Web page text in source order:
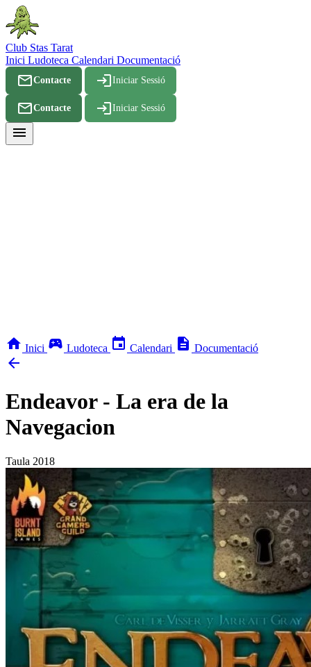
Club Stas Tarat
Inici Ludoteca Calendari Documentació
mail_outlineContacte loginIniciar Sessió
mail_outlineContacte loginIniciar Sessió
menu
home Inici sports_esports Ludoteca event Calendari description Documentació
arrow_back
Endeavor - La era de la
Navegacion
Taula 2018